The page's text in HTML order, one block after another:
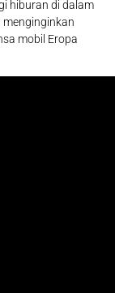
hiburan di dalam
menginginkan
mobil Eropa